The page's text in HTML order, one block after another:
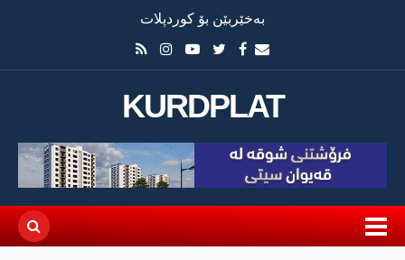
بەخێربێن بۆ کوردپلات
KURDPLAT